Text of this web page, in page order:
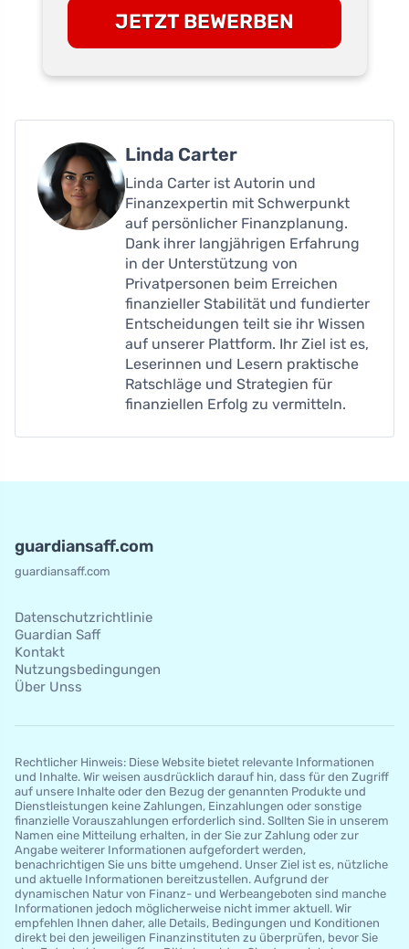
JETZT BEWERBEN
Linda Carter
Linda Carter ist Autorin und
Finanzexpertin mit Schwerpunkt
auf persönlicher Finanzplanung.
Dank ihrer langjährigen Erfahrung
in der Unterstützung von
Privatpersonen beim Erreichen
finanzieller Stabilität und fundierter
Entscheidungen teilt sie ihr Wissen
auf unserer Plattform. Ihr Ziel ist es,
Leserinnen und Lesern praktische
Ratschläge und Strategien für
finanziellen Erfolg zu vermitteln.
guardiansaff.com
guardiansaff.com
Datenschutzrichtlinie
Guardian Saff
Kontakt
Nutzungsbedingungen
Über Unss
Rechtlicher Hinweis: Diese Website bietet relevante Informationen
und Inhalte. Wir weisen ausdrücklich darauf hin, dass für den Zugriff
auf unsere Inhalte oder den Bezug der genannten Produkte und
Dienstleistungen keine Zahlungen, Einzahlungen oder sonstige
finanzielle Vorauszahlungen erforderlich sind. Sollten Sie in unserem
Namen eine Mitteilung erhalten, in der Sie zur Zahlung oder zur
Angabe weiterer Informationen aufgefordert werden,
benachrichtigen Sie uns bitte umgehend. Unser Ziel ist es, nützliche
und aktuelle Informationen bereitzustellen. Aufgrund der
dynamischen Natur von Finanz- und Werbeangeboten sind manche
Informationen jedoch möglicherweise nicht immer aktuell. Wir
empfehlen Ihnen daher, alle Details, Bedingungen und Konditionen
direkt bei den jeweiligen Finanzinstituten zu überprüfen, bevor Sie